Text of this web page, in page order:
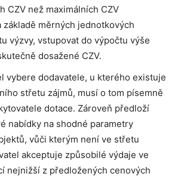
CZV než maximálních CZV
základě měrných jednotkových
výzvy, vstupovat do výpočtu výše
dosažené CZV.
vybere dodavatele, u kterého existuje
střetu zájmů, musí o tom písemně
dotace. Zároveň předloží
nabídky na shodné parametry
vůči kterým není ve střetu
akceptuje způsobilé výdaje ve
nejnižší z předložených cenových